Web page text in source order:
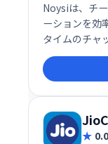
Noysiは、チ
ーションを効
タイムのチャ
ラウドスト
提供。ビデオ
し、プロジ
ます。アプリ
容易です。チ
も可能です。